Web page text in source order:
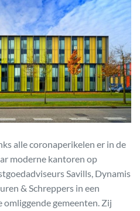
alle coronaperikelen er in de
moderne kantoren op
Savills, Dynamis
& Schreppers in een
gemeenten. Zij